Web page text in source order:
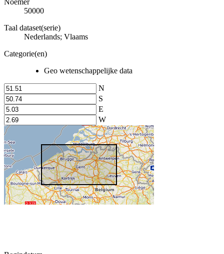
50000
Taal dataset(serie)
Nederlands; Vlaams
Categorie(en)
Geo wetenschappelijke data
N
S
E
W